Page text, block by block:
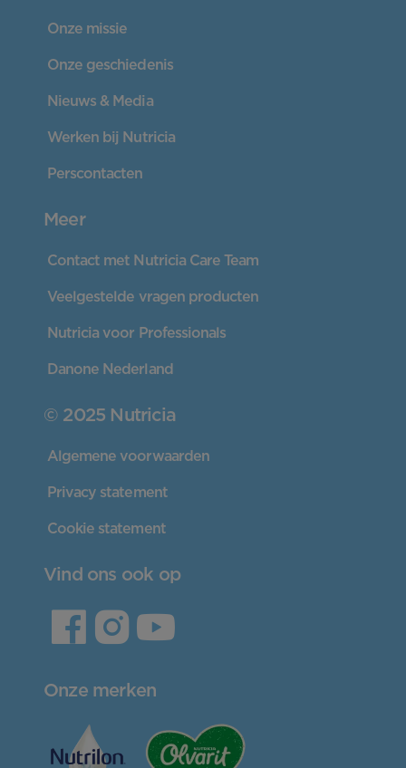
Onze missie
Onze geschiedenis
Nieuws & Media
Werken bij Nutricia
Perscontacten
Meer
Contact met Nutricia Care Team
Veelgestelde vragen producten
Nutricia voor Professionals
Danone Nederland
© 2025 Nutricia
Algemene voorwaarden
Privacy statement
Cookie statement
Vind ons ook op
Onze merken